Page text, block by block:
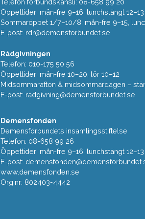
Telefon förbundskansli: 08-658 99 20
Öppettider: mån-fre 9–16, lunchstängt 12–13
Sommaröppet 1/7–10/8: mån-fre 9–15,
E-post: rdr@demensforbundet.se
Rådgivningen
Telefon: 010-175 50 56
Öppettider: mån-fre 10–20, lör 10–12
Midsommarafton & midsommardagen –
E-post: radgivning@demensforbundet.se
Demensfonden
Demensförbundets insamlingsstiftelse
Telefon: 08-658 99 26
Öppettider: mån-fre 9–16, lunchstängt 12–13
E-post:
www.demensfonden.se
Org.nr: 802403-4442